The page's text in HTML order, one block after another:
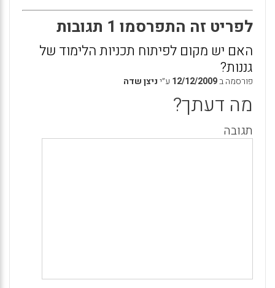
לפריט זה התפרסמו 1 תגובות
האם יש מקום לפיתוח תכניות הלימוד של
גננות?
פורסמה ב12/12/2009 ע״יניצן שדה
מה דעתך?
תגובה